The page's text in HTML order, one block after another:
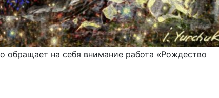
обращает на себя внимание работа «Рождество